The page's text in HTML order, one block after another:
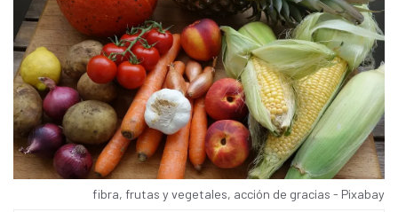
fibra, frutas y vegetales, acción de gracias - Pixabay